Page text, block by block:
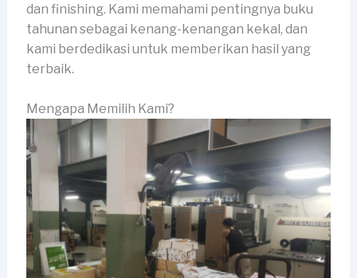
dan finishing. Kami memahami pentingnya buku
tahunan sebagai kenang-kenangan kekal, dan
kami berdedikasi untuk memberikan hasil yang
terbaik.
Mengapa Memilih Kami?